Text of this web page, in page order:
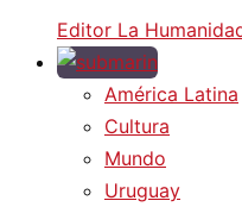
Editor La
América Latina
Cultura
Mundo
Uruguay